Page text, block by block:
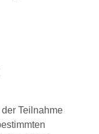
Teilnahme